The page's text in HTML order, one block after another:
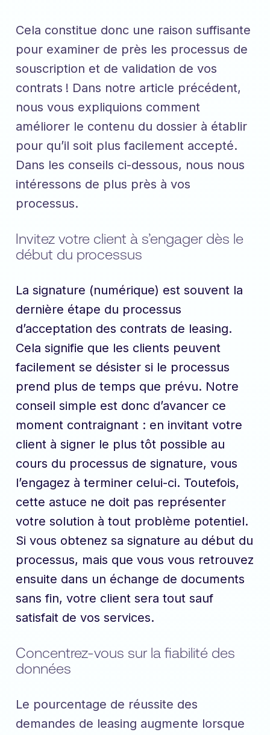
Cela constitue donc une raison suffisante
pour examiner de près les processus de
souscription et de validation de vos
contrats ! Dans notre article précédent,
nous vous expliquions comment
améliorer le contenu du dossier à établir
pour qu’il soit plus facilement accepté.
Dans les conseils ci-dessous, nous nous
intéressons de plus près à vos
processus.
Invitez votre client à s’engager dès le
début du processus
La signature (numérique) est souvent la
dernière étape du processus
d’acceptation des contrats de leasing.
Cela signifie que les clients peuvent
facilement se désister si le processus
prend plus de temps que prévu. Notre
conseil simple est donc d’avancer ce
moment contraignant : en invitant votre
client à signer le plus tôt possible au
cours du processus de signature, vous
l’engagez à terminer celui-ci. Toutefois,
cette astuce ne doit pas représenter
votre solution à tout problème potentiel.
Si vous obtenez sa signature au début du
processus, mais que vous vous retrouvez
ensuite dans un échange de documents
sans fin, votre client sera tout sauf
satisfait de vos services.
Concentrez-vous sur la fiabilité des
données
Le pourcentage de réussite des
demandes de leasing augmente lorsque